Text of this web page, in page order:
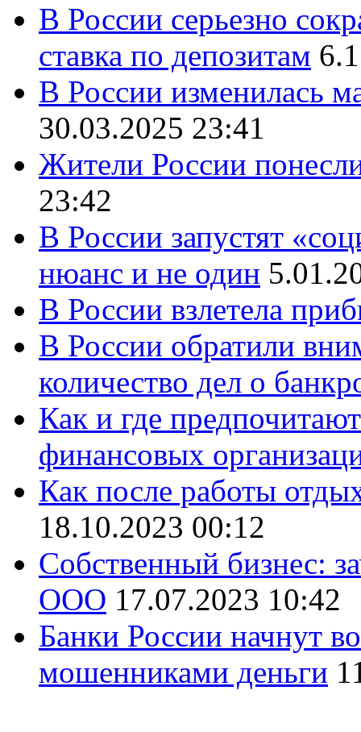
В России серьезно
ставка по депозитам
В России изменилась
30.03.2025 23:41
Жители России
23:42
В России запустят
нюанс и не один
В России взлетела
В России обратили
количество дел о
Как и где
финансовых
Как после работы
18.10.2023 00:12
Собственный бизнес:
ООО 17.07.2023 10:42
Банки России начнут
мошенниками деньги